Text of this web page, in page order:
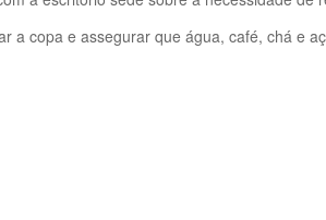
a copa e assegurar que água, café, chá e